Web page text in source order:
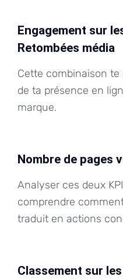
Engagement sur
Retombées média
Cette combinaison te
de ta présence en
marque.
Nombre de pages
Analyser ces deux
comprendre
traduit en actions
Classement sur